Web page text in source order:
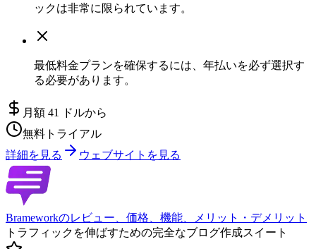
ックは非常に限られています。
最低料金プランを確保するには、年払いを必ず選択す
る必要があります。
月額 41 ドルから
無料トライアル
詳細を見る
ウェブサイトを見る
Brameworkのレビュー、価格、機能、メリット・デメリット
トラフィックを伸ばすための完全なブログ作成スイート